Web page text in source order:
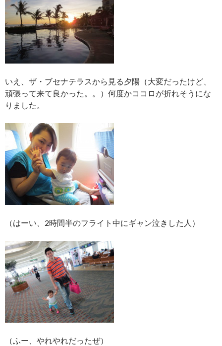
いえ、ザ・ブセナテラスから見る夕陽（大変だったけど、
頑張って来て良かった。。）何度かココロが折れそうにな
りました。
（はーい、2時間半のフライト中にギャン泣きした人）
（ふー、やれやれだったぜ）